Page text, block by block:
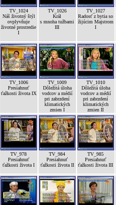
TV_1024
Náš životný štýl
ovplyvňuje
životné prostredie
I
TV_1026
Král
s mnoha tužbami
III
TV_1027
Radosť z bytia so
žijúcim Majstrom
I
TV_1006
Presiahnuť
ťažkosti života IX
TV_1009
Dôležitá úloha
vodcov a médií
pri zabrzdení
klimatických
zmien I
TV_1010
Dôležitá úloha
vodcov a médií
pri zabrzdení
klimatických
zmien II
TV_978
Presiahnuť
ťažkosti života I
TV_984
Presiahnuť
ťažkosti života II
TV_985
Presiahnuť
ťažkosti života III